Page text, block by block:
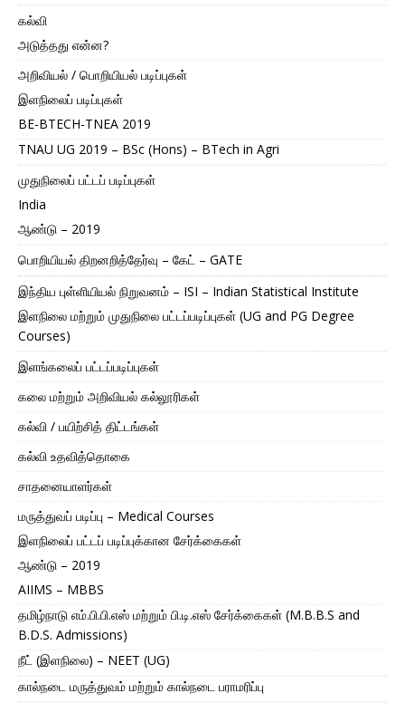
கல்வி
அடுத்தது என்ன?
அறிவியல் / பொறியியல் படிப்புகள்
இளநிலைப் படிப்புகள்
BE-BTECH-TNEA 2019
TNAU UG 2019 – BSc (Hons) – BTech in Agri
முதுநிலைப் பட்டப் படிப்புகள்
India
ஆண்டு – 2019
பொறியியல் திறனறித்தேர்வு – கேட் – GATE
இந்திய புள்ளியியல் நிறுவனம் – ISI – Indian Statistical Institute
இளநிலை மற்றும் முதுநிலை பட்டப்படிப்புகள் (UG and PG Degree
Courses)
இளங்கலைப் பட்டப்படிப்புகள்
கலை மற்றும் அறிவியல் கல்லூரிகள்
கல்வி / பயிற்சித் திட்டங்கள்
கல்வி உதவித்தொகை
சாதனையாளர்கள்
மருத்துவப் படிப்பு – Medical Courses
இளநிலைப் பட்டப் படிப்புக்கான சேர்க்கைகள்
ஆண்டு – 2019
AIIMS – MBBS
தமிழ்நாடு எம்.பி.பி.எஸ் மற்றும் பி.டி.எஸ் சேர்க்கைகள் (M.B.B.S and
B.D.S. Admissions)
நீட் (இளநிலை) – NEET (UG)
கால்நடை மருத்துவம் மற்றும் கால்நடை பராமரிப்பு